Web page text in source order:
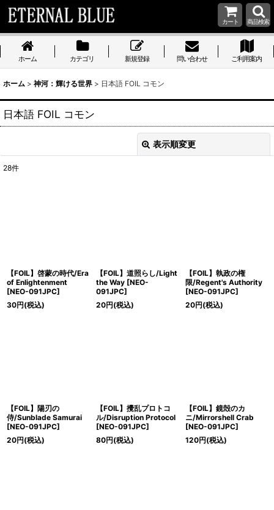
カート 商品検索
ホーム カテゴリ 新規登録 問い合わせ ご利用案内
ホーム > 神河：輝ける世界 > 日本語 FOIL コモン
日本語 FOIL コモン
表示順変更
絞り込む
28件
【FOIL】啓蒙の時代/Era
of Enlightenment
[NEO-091JPC]
30円(税込)
【FOIL】道照らし/Light
the Way [NEO-
091JPC]
20円(税込)
【FOIL】執政の権
限/Regent's Authority
[NEO-091JPC]
20円(税込)
【FOIL】陽刃の
侍/Sunblade Samurai
[NEO-091JPC]
20円(税込)
【FOIL】攪乱プロトコ
ル/Disruption Protocol
[NEO-091JPC]
80円(税込)
【FOIL】鏡殻のカ
ニ/Mirrorshell Crab
[NEO-091JPC]
120円(税込)